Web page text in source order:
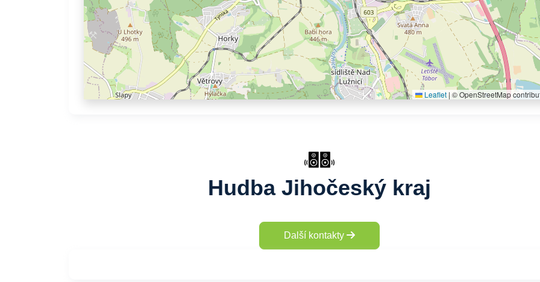
Leaflet | © OpenStreetMap
Hudba Jihočeský kraj
Další kontakty